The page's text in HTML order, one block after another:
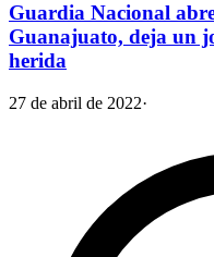
Guardia Nacional
Guanajuato, deja un
herida
27 de abril de 2022·